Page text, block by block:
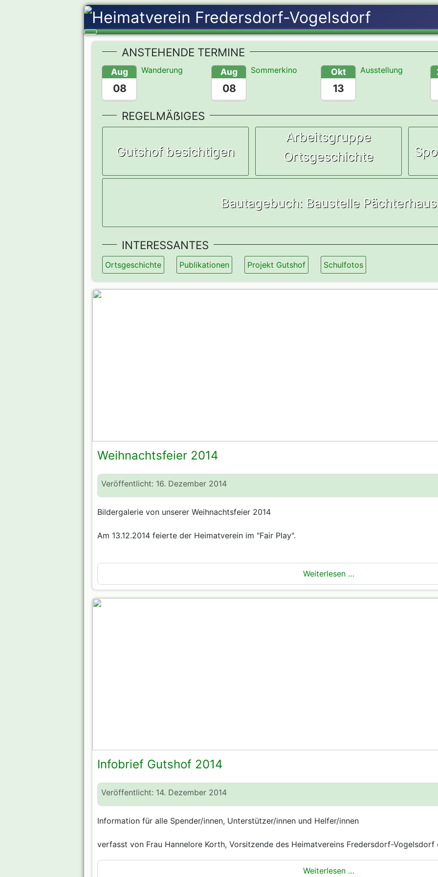
ANSTEHENDE TERMINE
Aug
08
Wanderung Aug
08
Sommerkino Okt
13
Ausstellung
REGELMÄẞIGES
Gutshof besichtigen
Arbeitsgruppe
Ortsgeschichte
Bautagebuch: Baustelle Pächterhaus
INTERESSANTES
Ortsgeschichte Publikationen Projekt Gutshof Schulfotos
Weihnachtsfeier 2014
Veröffentlicht: 16. Dezember 2014
Bildergalerie von unserer Weihnachtsfeier 2014
Am 13.12.2014 feierte der Heimatverein im "Fair Play".
Weiterlesen …
Infobrief Gutshof 2014
Veröffentlicht: 14. Dezember 2014
Information für alle Spender/innen, Unterstützer/innen und Helfer/innen
verfasst von Frau Hannelore Korth, Vorsitzende des Heimatvereins Fredersdorf-Vogelsdorf
Weiterlesen …